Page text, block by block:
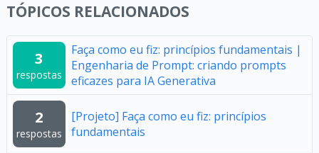
TÓPICOS RELACIONADOS
3
respostas
Faça como eu fiz: princípios fundamentais |
Engenharia de Prompt: criando prompts
eficazes para IA Generativa
2
respostas
[Projeto] Faça como eu fiz: princípios
fundamentais